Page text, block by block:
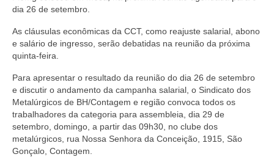
dia 26 de setembro.
As cláusulas econômicas da CCT, como reajuste salarial, abono
e salário de ingresso, serão debatidas na reunião da próxima
quinta-feira.
Para apresentar o resultado da reunião do dia 26 de setembro
e discutir o andamento da campanha salarial, o Sindicato dos
Metalúrgicos de BH/Contagem e região convoca todos os
trabalhadores da categoria para assembleia, dia 29 de
setembro, domingo, a partir das 09h30, no clube dos
metalúrgicos, rua Nossa Senhora da Conceição, 1915, São
Gonçalo, Contagem.